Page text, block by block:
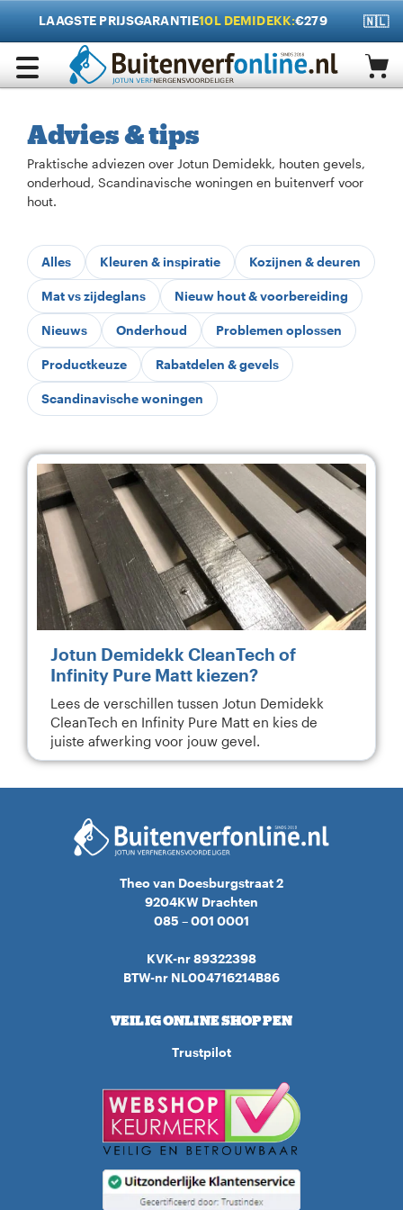
LAAGSTE PRIJSGARANTIE10L DEMIDEKK:€279 🇳🇱
Advies & tips
Praktische adviezen over Jotun Demidekk, houten gevels,
onderhoud, Scandinavische woningen en buitenverf voor
hout.
Alles Kleuren & inspiratie Kozijnen & deuren
Mat vs zijdeglans Nieuw hout & voorbereiding
Nieuws Onderhoud Problemen oplossen
Productkeuze Rabatdelen & gevels
Scandinavische woningen
Jotun Demidekk CleanTech of
Infinity Pure Matt kiezen?
Lees de verschillen tussen Jotun Demidekk
CleanTech en Infinity Pure Matt en kies de
juiste afwerking voor jouw gevel.
Theo van Doesburgstraat 2
9204KW Drachten
085 – 001 0001
KVK-nr 89322398
BTW-nr NL004716214B86
VEILIG ONLINE SHOPPEN
Trustpilot